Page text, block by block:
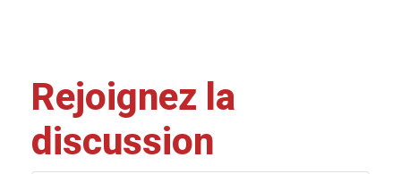
Rejoignez la
discussion